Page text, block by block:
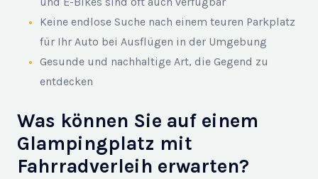
Keine endlose Suche nach einem teuren Parkplatz
für Ihr Auto bei Ausflügen in der Umgebung
Gesunde und nachhaltige Art, die Gegend zu
entdecken
Was können Sie auf einem
Glampingplatz mit
Fahrradverleih erwarten?